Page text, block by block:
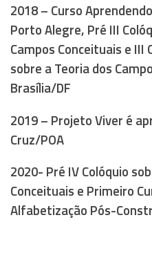
2018 – Curso
Porto Alegre, Pré III
Campos Conceituais e III
sobre a Teoria dos
Brasília/DF
2019 – Projeto Viver é
Cruz/POA
2020- Pré IV Colóquio
Conceituais e Primeiro
Alfabetização Pós-